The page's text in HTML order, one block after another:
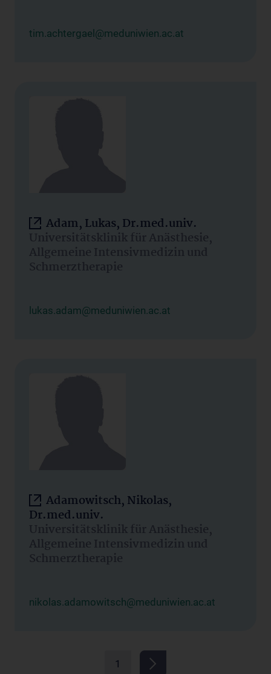
tim.achtergael@meduniwien.ac.at
Adam, Lukas, Dr.med.univ.
Universitätsklinik für Anästhesie,
Allgemeine Intensivmedizin und
Schmerztherapie
lukas.adam@meduniwien.ac.at
Adamowitsch, Nikolas,
Dr.med.univ.
Universitätsklinik für Anästhesie,
Allgemeine Intensivmedizin und
Schmerztherapie
nikolas.adamowitsch@meduniwien.ac.at
1